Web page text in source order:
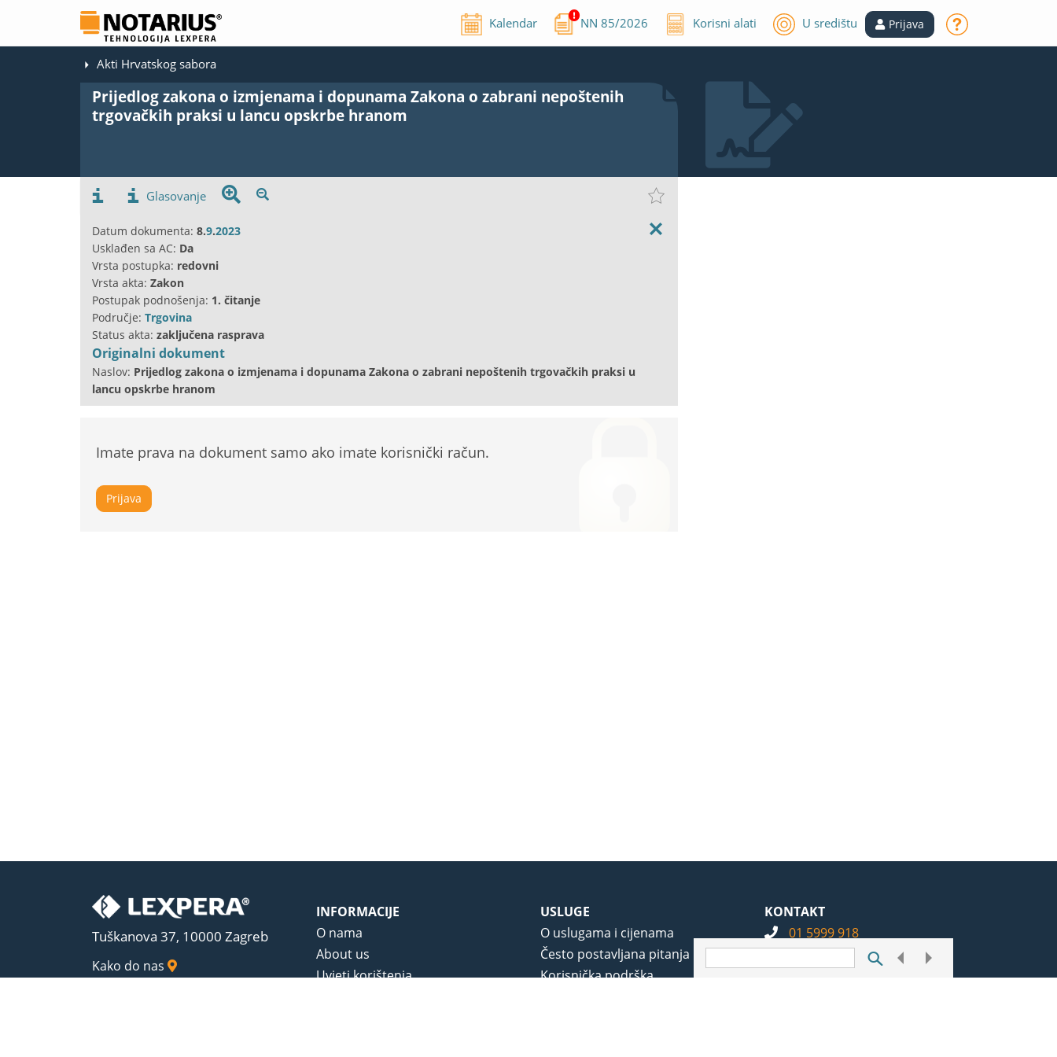
Kalendar NN85/2026 Korisni alati U središtu Prijava
Akti Hrvatskog sabora
Prijedlog zakona o izmjenama i dopunama Zakona o zabrani nepoštenih
trgovačkih praksi u lancu opskrbe hranom
Glasovanje
Datum dokumenta: 8.9.2023
Usklađen sa AC: Da
Vrsta postupka: redovni
Vrsta akta: Zakon
Postupak podnošenja: 1. čitanje
Područje: Trgovina
Status akta: zaključena rasprava
Originalni dokument
Naslov: Prijedlog zakona o izmjenama i dopunama Zakona o zabrani nepoštenih trgovačkih praksi u
lancu opskrbe hranom
Imate prava na dokument samo ako imate korisnički račun.
Prijava
Tuškanova 37, 10000 Zagreb
Kako do nas
INFORMACIJE
O nama
About us
Uvjeti korištenja
USLUGE
O uslugama i cijenama
Često postavljana pitanja
Korisnička podrška
KONTAKT
01 5999 918
info@notarius.hr